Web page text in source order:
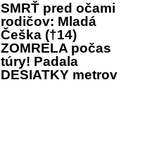
SMRŤ pred očami
rodičov: Mladá
Češka (†14)
ZOMRELA počas
túry! Padala
DESIATKY metrov